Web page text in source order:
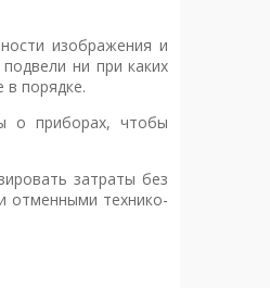
изображения и
ни при каких
в порядке.
о приборах, чтобы
затраты без
отменными технико-